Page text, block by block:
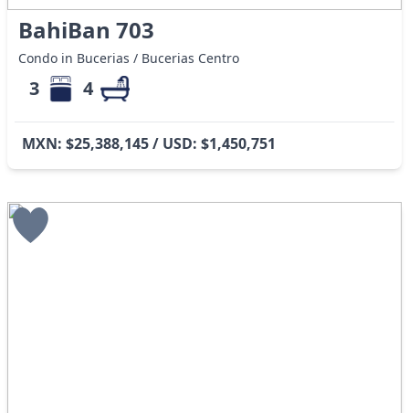
BahiBan 703
Condo in Bucerias / Bucerias Centro
3 4
MXN: $25,388,145 / USD: $1,450,751